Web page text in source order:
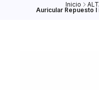
Inicio
Auricular Repuesto I